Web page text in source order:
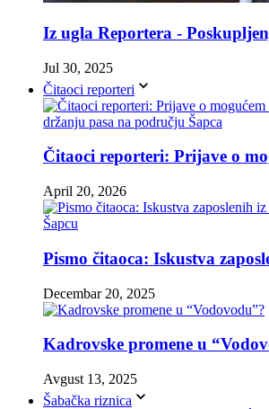
Iz ugla Reportera -
Jul 30, 2025
Čitaoci reporteri
Čitaoci reporteri: Prijave o
April 20, 2026
Pismo čitaoca: Iskustva
Decembar 20, 2025
Kadrovske promene u
Avgust 13, 2025
Šabačka riznica